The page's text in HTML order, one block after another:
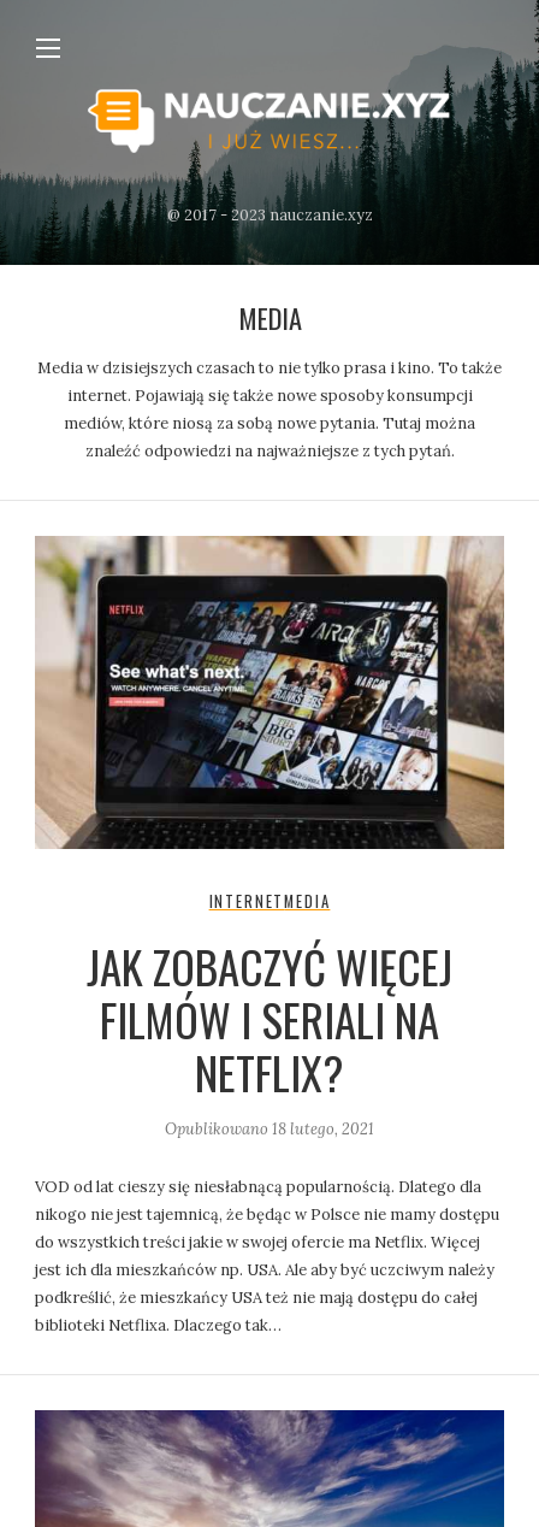
@ 2017 - 2023 nauczanie.xyz
MEDIA
Media w dzisiejszych czasach to nie tylko prasa i kino. To także
internet. Pojawiają się także nowe sposoby konsumpcji
mediów, które niosą za sobą nowe pytania. Tutaj można
znaleźć odpowiedzi na najważniejsze z tych pytań.
INTERNETMEDIA
JAK ZOBACZYĆ WIĘCEJ
FILMÓW I SERIALI NA
NETFLIX?
Opublikowano 18 lutego, 2021
VOD od lat cieszy się niesłabnącą popularnością. Dlatego dla
nikogo nie jest tajemnicą, że będąc w Polsce nie mamy dostępu
do wszystkich treści jakie w swojej ofercie ma Netflix. Więcej
jest ich dla mieszkańców np. USA. Ale aby być uczciwym należy
podkreślić, że mieszkańcy USA też nie mają dostępu do całej
biblioteki Netflixa. Dlaczego tak…